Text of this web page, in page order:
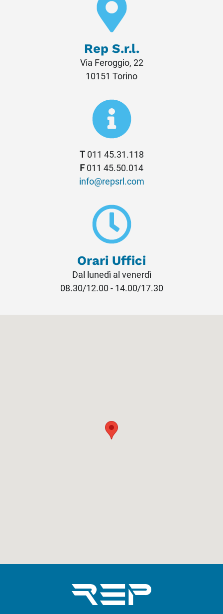
Rep S.r.l.
Via Feroggio, 22
10151 Torino
T011 45.31.118
F011 45.50.014
info@repsrl.com
Orari Uffici
Dal lunedì al venerdì
08.30/12.00 - 14.00/17.30